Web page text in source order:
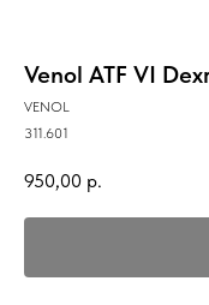
Venol ATF VI
VENOL
311.601
950,00 р.